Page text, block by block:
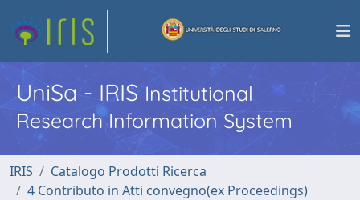
UniSa - IRISInstitutional
Research Information System
IRIS
Catalogo Prodotti Ricerca
4 Contributo in Atti convegno(ex Proceedings)